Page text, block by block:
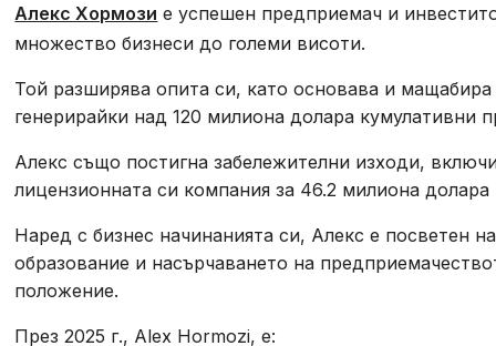
Алекс Хормози е успешен предприемач и
множество бизнеси до големи висоти.
Той разширява опита си, като основава и
генерирайки над 120 милиона долара кумулативни
Алекс също постигна забележителни изходи,
лицензионната си компания за 46.2 милиона долара
Наред с бизнес начинанията си, Алекс е посветен
образование и насърчаването на
положение.
През 2025 г., Alex Hormozi, е: